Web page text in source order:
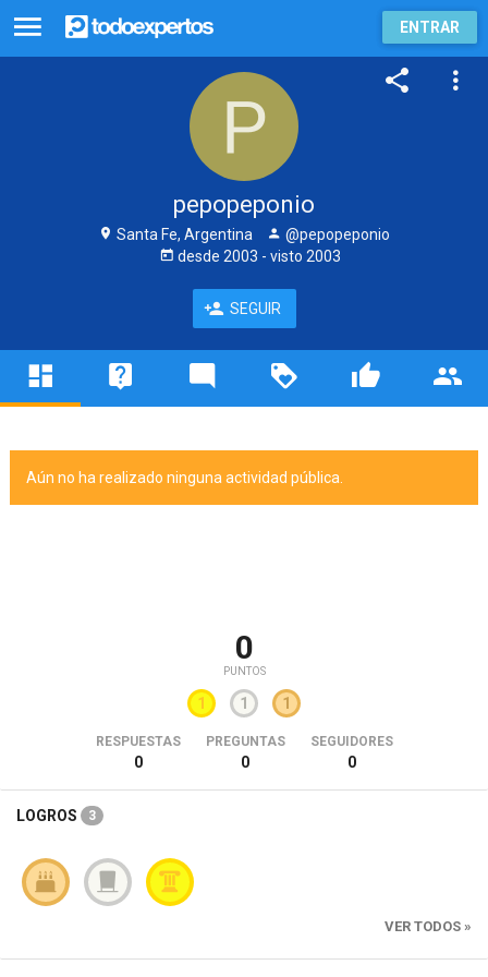
ENTRAR
pepopeponio
Santa Fe, Argentina
@pepopeponio
desde 2003 - visto 2003
SEGUIR
Aún no ha realizado ninguna actividad pública.
0
PUNTOS
1 1 1
RESPUESTAS
0
PREGUNTAS
0
SEGUIDORES
0
LOGROS 3
VER TODOS »